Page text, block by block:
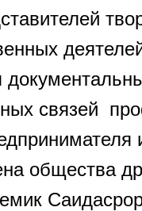
связей
общества